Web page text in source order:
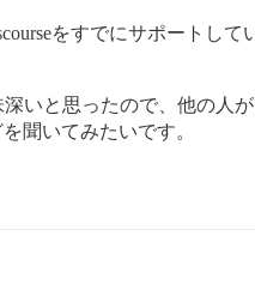
をすでにサポートし
いと思ったので、他の人
聞いてみたいです。